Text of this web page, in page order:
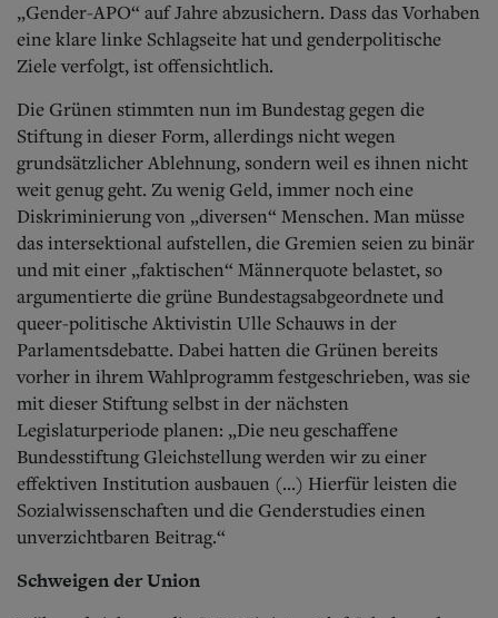
„Gender-APO“ auf Jahre abzusichern. Dass das Vorhaben
eine klare linke Schlagseite hat und genderpolitische
Ziele verfolgt, ist offensichtlich.
Die Grünen stimmten nun im Bundestag gegen die
Stiftung in dieser Form, allerdings nicht wegen
grundsätzlicher Ablehnung, sondern weil es ihnen nicht
weit genug geht. Zu wenig Geld, immer noch eine
Diskriminierung von „diversen“ Menschen. Man müsse
das intersektional aufstellen, die Gremien seien zu binär
und mit einer „faktischen“ Männerquote belastet, so
argumentierte die grüne Bundestagsabgeordnete und
queer-politische Aktivistin Ulle Schauws in der
Parlamentsdebatte. Dabei hatten die Grünen bereits
vorher in ihrem Wahlprogramm festgeschrieben, was sie
mit dieser Stiftung selbst in der nächsten
Legislaturperiode planen: „Die neu geschaffene
Bundesstiftung Gleichstellung werden wir zu einer
effektiven Institution ausbauen (...) Hierfür leisten die
Sozialwissenschaften und die Genderstudies einen
unverzichtbaren Beitrag.“
Schweigen der Union